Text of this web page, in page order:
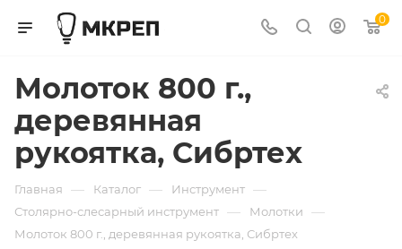
0
Молоток 800 г.,
деревянная
рукоятка, Сибртех
Главная — Каталог — Инструмент —
Столярно-слесарный инструмент — Молотки —
Молоток 800 г., деревянная рукоятка, Сибртех